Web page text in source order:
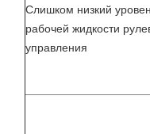
Слишком низкий
рабочей жидкости
управления